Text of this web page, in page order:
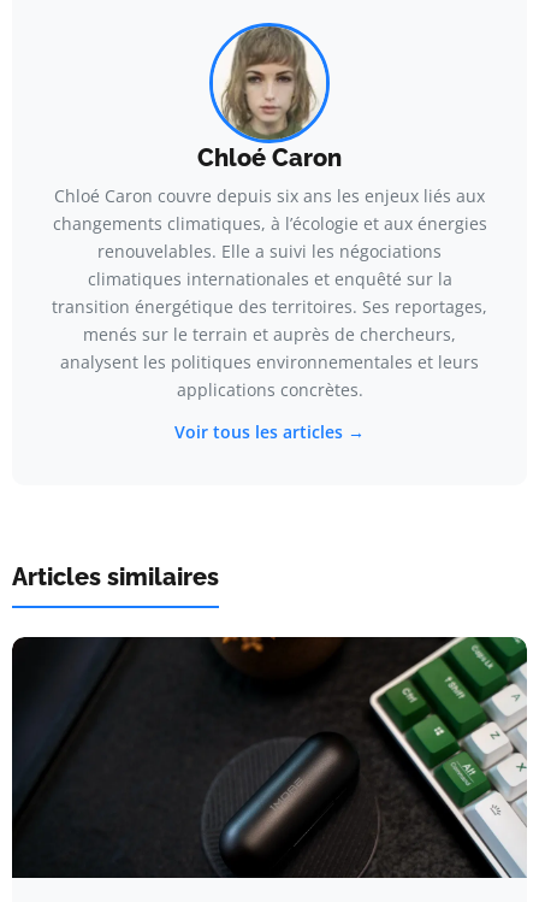
Chloé Caron
Chloé Caron couvre depuis six ans les enjeux liés aux
changements climatiques, à l’écologie et aux énergies
renouvelables. Elle a suivi les négociations
climatiques internationales et enquêté sur la
transition énergétique des territoires. Ses reportages,
menés sur le terrain et auprès de chercheurs,
analysent les politiques environnementales et leurs
applications concrètes.
Voir tous les articles →
Articles similaires